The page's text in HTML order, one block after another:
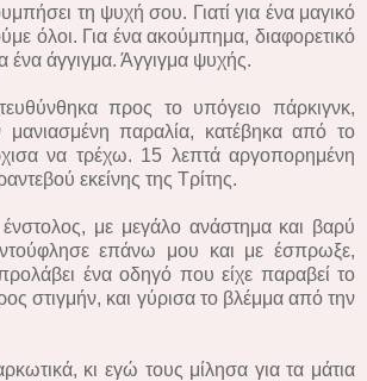
τη ψυχή σου. Γιατί για ένα μαγικό
όλοι. Για ένα ακούμπημα, διαφορετικό
ένα άγγιγμα. Άγγιγμα ψυχής.
προς το υπόγειο πάρκιγνκ,
μανιασμένη παραλία, κατέβηκα από το
να τρέχω. 15 λεπτά αργοπορημένη
εκείνης της Τρίτης.
με μεγάλο ανάστημα και βαρύ
επάνω μου και με έσπρωξε,
ένα οδηγό που είχε παραβεί το
στιγμήν, και γύρισα το βλέμμα από την
κι εγώ τους μίλησα για τα μάτια